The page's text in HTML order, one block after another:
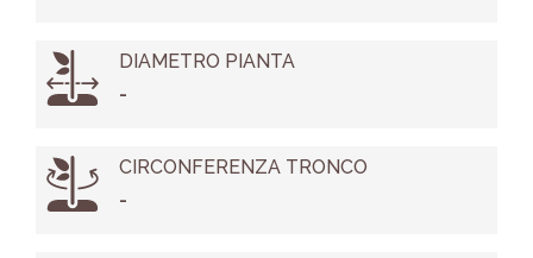
DIAMETRO PIANTA
-
CIRCONFERENZA TRONCO
-